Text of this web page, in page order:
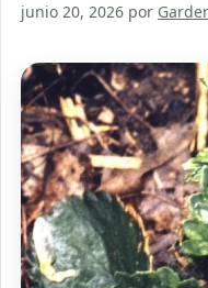
junio 20, 2026 por